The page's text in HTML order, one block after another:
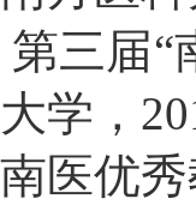
第三届“
大学，
南医优